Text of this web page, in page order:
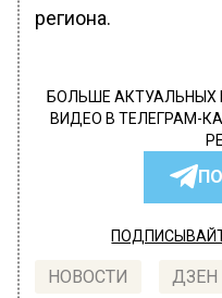
региона.
БОЛЬШЕ АКТУАЛЬНЫХ
ВИДЕО В ТЕЛЕГРАМ-
НОВОСТИ ДЗЕН